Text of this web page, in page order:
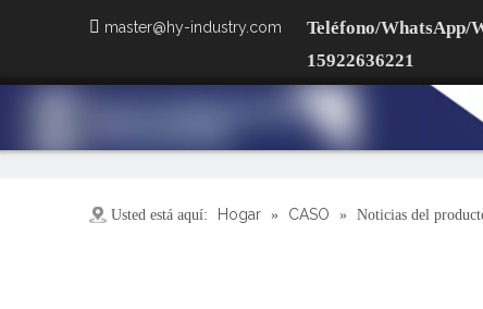
 master@hy-industry.com Teléfono/WhatsApp/
15922636221
Usted está aquí: Hogar » CASO » Noticias del